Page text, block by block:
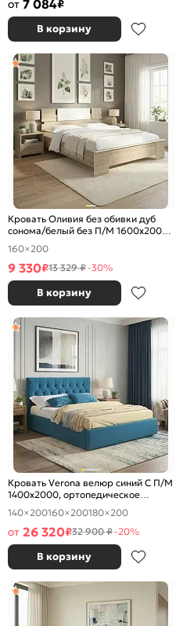
от 7 084₽
В корзину
Кровать Оливия без обивки дуб
сонома/белый без П/М 1600x2000,
изголовье жесткое
160×200
9 330₽13 329 ₽-30%
В корзину
Кровать Verona велюр синий С П/М
1400x2000, ортопедическое
основание, изголовье мягкое
140×200160×200180×200
от 26 320₽32 900 ₽-20%
В корзину